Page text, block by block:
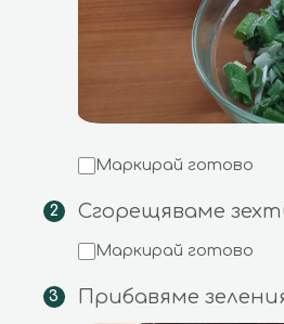
Маркирай готово
Сгорещяваме
Маркирай готово
Прибавяме